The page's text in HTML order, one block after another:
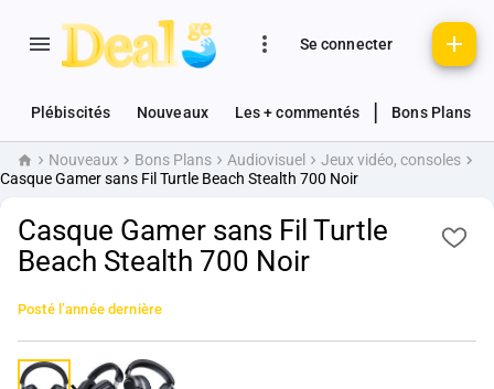
Se connecter
Plébiscités Nouveaux Les + commentés Bons Plans
AccueilNouveaux Bons Plans Audiovisuel
Jeux vidéo, consoles
Casque Gamer sans Fil Turtle Beach Stealth 700 Noir
Casque Gamer sans Fil Turtle
Beach Stealth 700 Noir
Posté l’année dernière